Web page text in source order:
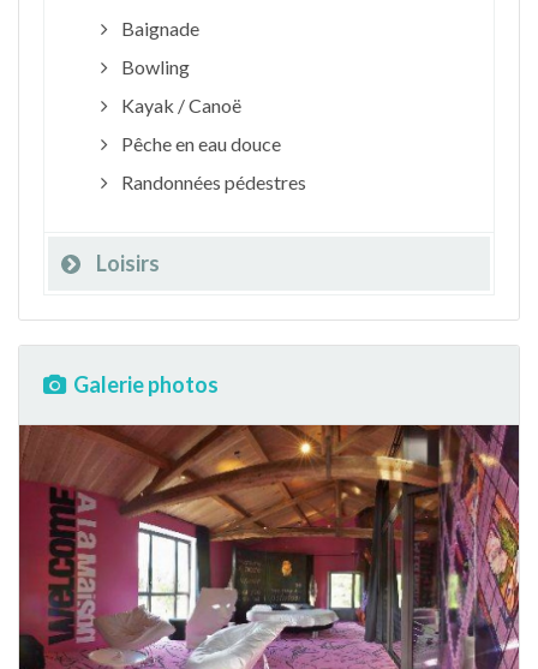
Baignade
Bowling
Kayak / Canoë
Pêche en eau douce
Randonnées pédestres
Loisirs
Galerie photos